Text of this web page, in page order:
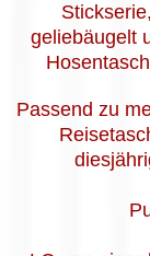
geliebäugelt
Passend zu